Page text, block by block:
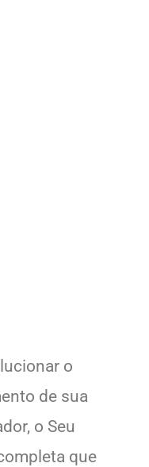
o
de sua
o Seu
que